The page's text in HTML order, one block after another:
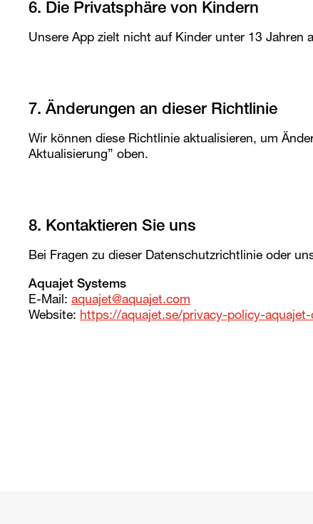
6. Die Privatsphäre von Kindern
Unsere App zielt nicht auf Kinder unter 13 Jahren
7. Änderungen an dieser Richtlinie
Wir können diese Richtlinie aktualisieren, um
Aktualisierung” oben.
8. Kontaktieren Sie uns
Bei Fragen zu dieser Datenschutzrichtlinie oder
Aquajet Systems
E-Mail: aquajet@aquajet.com
Website: https://aquajet.se/privacy-policy-